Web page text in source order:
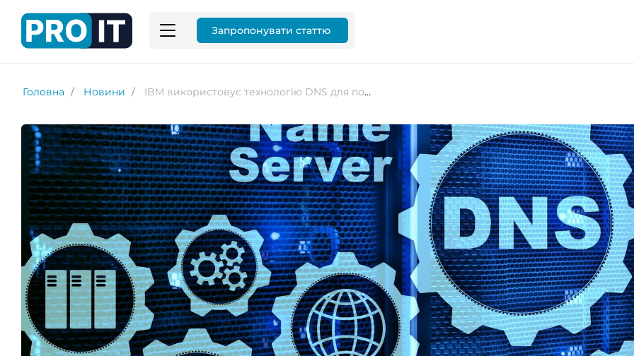
Запропонувати статтю
Головна Новини IBM використовує технологію DNS для покращення служби балансування навантаження